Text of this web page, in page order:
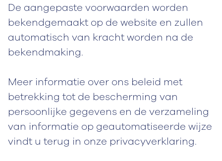
De aangepaste voorwaarden worden
bekendgemaakt op de website en zullen
automatisch van kracht worden na de
bekendmaking.
Meer informatie over ons beleid met
betrekking tot de bescherming van
persoonlijke gegevens en de verzameling
van informatie op geautomatiseerde wijze
vindt u terug in onze privacyverklaring.